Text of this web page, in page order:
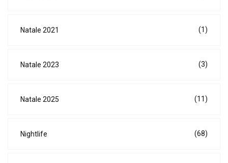
Natale 2021 (1)
Natale 2023 (3)
Natale 2025 (11)
Nightlife (68)